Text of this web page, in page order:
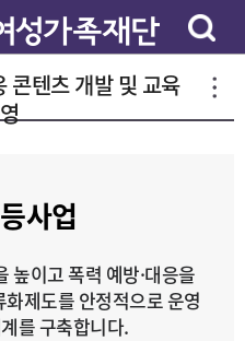
콘텐츠 개발 및 교육
사업
높이고 폭력 예방·대응을
제도를 안정적으로 운영
를 구축합니다.